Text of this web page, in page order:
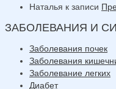
Наталья к записи
ЗАБОЛЕВАНИЯ И
Заболевания почек
Заболевания
Заболевание легких
Диабет